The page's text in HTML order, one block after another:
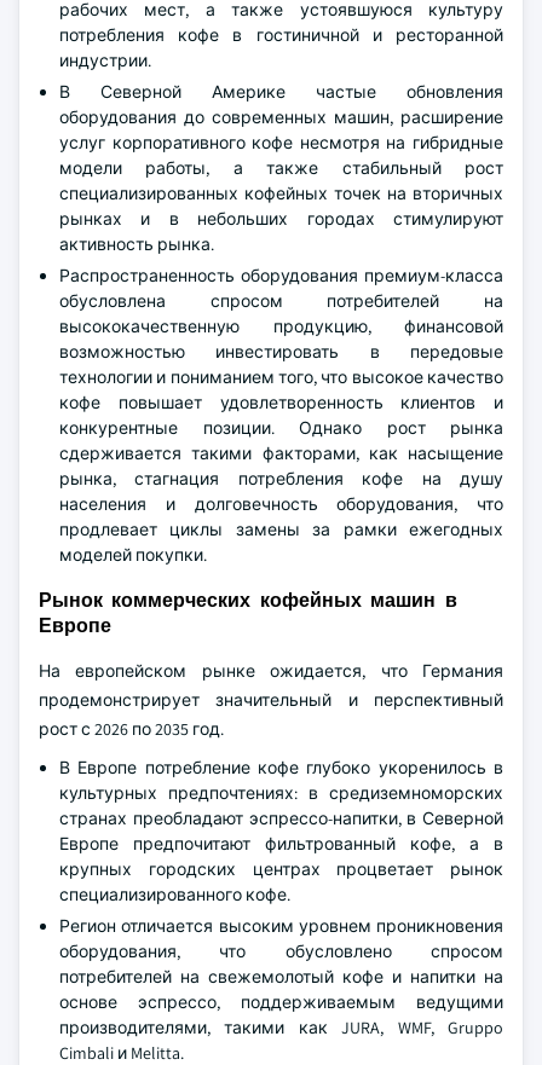
рабочих мест, а также устоявшуюся культуру
потребления кофе в гостиничной и ресторанной
индустрии.
В Северной Америке частые обновления
оборудования до современных машин, расширение
услуг корпоративного кофе несмотря на гибридные
модели работы, а также стабильный рост
специализированных кофейных точек на вторичных
рынках и в небольших городах стимулируют
активность рынка.
Распространенность оборудования премиум-класса
обусловлена спросом потребителей на
высококачественную продукцию, финансовой
возможностью инвестировать в передовые
технологии и пониманием того, что высокое качество
кофе повышает удовлетворенность клиентов и
конкурентные позиции. Однако рост рынка
сдерживается такими факторами, как насыщение
рынка, стагнация потребления кофе на душу
населения и долговечность оборудования, что
продлевает циклы замены за рамки ежегодных
моделей покупки.
Рынок коммерческих кофейных машин в
Европе
На европейском рынке ожидается, что Германия
продемонстрирует значительный и перспективный
рост с 2026 по 2035 год.
В Европе потребление кофе глубоко укоренилось в
культурных предпочтениях: в средиземноморских
странах преобладают эспрессо-напитки, в Северной
Европе предпочитают фильтрованный кофе, а в
крупных городских центрах процветает рынок
специализированного кофе.
Регион отличается высоким уровнем проникновения
оборудования, что обусловлено спросом
потребителей на свежемолотый кофе и напитки на
основе эспрессо, поддерживаемым ведущими
производителями, такими как JURA, WMF, Gruppo
Cimbali и Melitta.